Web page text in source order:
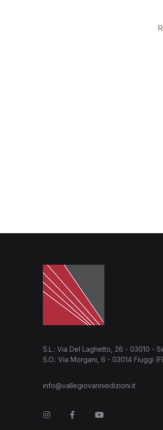
S.L.: Via Del Laghetto, 26 - 03010 -
S.O.: Via Morgani, 6 - 03014 Fiuggi
info@vallegiovanniedizioni.it
InstagramFacebookYou Tube